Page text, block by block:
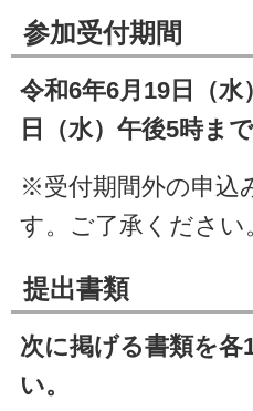
参加受付期間
令和6年6月19日（
日（水）午後5時まで
※受付期間外の申込
す。ご了承ください
提出書類
次に掲げる書類を各
い。